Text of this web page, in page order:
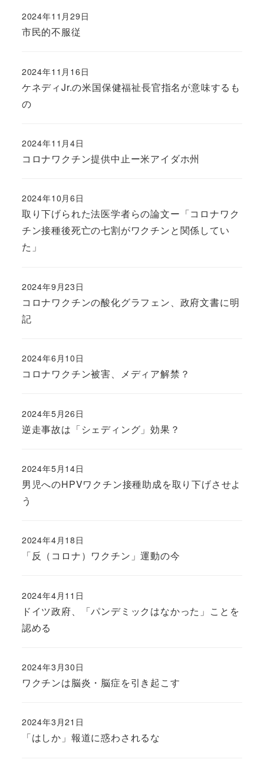
市民的不服従
2024年11月29日
ケネディJr.の米国保健福祉長官指名が意味するも
の
2024年11月16日
コロナワクチン提供中止ー米アイダホ州
2024年11月4日
取り下げられた法医学者らの論文ー「コロナワク
チン接種後死亡の七割がワクチンと関係してい
た」
2024年10月6日
コロナワクチンの酸化グラフェン、政府文書に明
記
2024年9月23日
コロナワクチン被害、メディア解禁？
2024年6月10日
逆走事故は「シェディング」効果？
2024年5月26日
男児へのHPVワクチン接種助成を取り下げさせよ
う
2024年5月14日
「反（コロナ）ワクチン」運動の今
2024年4月18日
ドイツ政府、「パンデミックはなかった」ことを
認める
2024年4月11日
ワクチンは脳炎・脳症を引き起こす
2024年3月30日
「はしか」報道に惑わされるな
2024年3月21日